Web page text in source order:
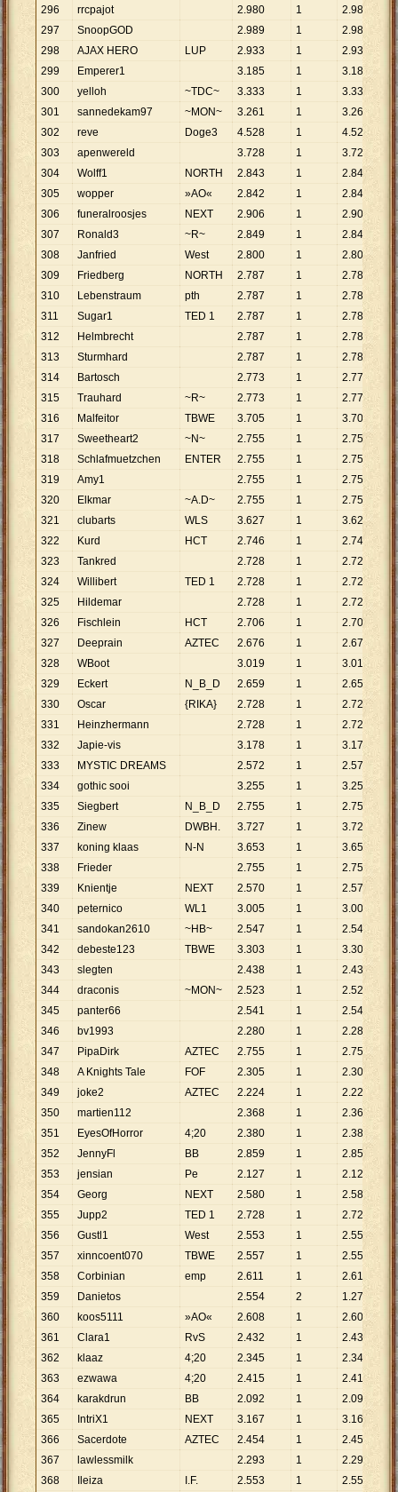
296
rrcpajot 2.980 1 2.980
297
SnoopGOD 2.989 1 2.989
298
AJAX HERO LUP 2.933 1 2.933
299
Emperer1 3.185 1 3.185
300
yelloh ~TDC~ 3.333 1 3.333
301
sannedekam97 ~MON~ 3.261 1 3.261
302
reve Doge3 4.528 1 4.528
303
apenwereld 3.728 1 3.728
304
Wolff1 NORTH 2.843 1 2.843
305
wopper »AO« 2.842 1 2.842
306
funeralroosjes NEXT 2.906 1 2.906
307
Ronald3 ~R~ 2.849 1 2.849
308
Janfried West 2.800 1 2.800
309
Friedberg NORTH 2.787 1 2.787
310
Lebenstraum pth 2.787 1 2.787
311
Sugar1 TED 1 2.787 1 2.787
312
Helmbrecht 2.787 1 2.787
313
Sturmhard 2.787 1 2.787
314
Bartosch 2.773 1 2.773
315
Trauhard ~R~ 2.773 1 2.773
316
Malfeitor TBWE 3.705 1 3.705
317
Sweetheart2 ~N~ 2.755 1 2.755
318
Schlafmuetzchen ENTER 2.755 1 2.755
319
Amy1 2.755 1 2.755
320
Elkmar ~A.D~ 2.755 1 2.755
321
clubarts WLS 3.627 1 3.627
322
Kurd HCT 2.746 1 2.746
323
Tankred 2.728 1 2.728
324
Willibert TED 1 2.728 1 2.728
325
Hildemar 2.728 1 2.728
326
Fischlein HCT 2.706 1 2.706
327
Deeprain AZTEC 2.676 1 2.676
328
WBoot 3.019 1 3.019
329
Eckert N_B_D 2.659 1 2.659
330
Oscar {RIKA} 2.728 1 2.728
331
Heinzhermann 2.728 1 2.728
332
Japie-vis 3.178 1 3.178
333
MYSTIC DREAMS 2.572 1 2.572
334
gothic sooi 3.255 1 3.255
335
Siegbert N_B_D 2.755 1 2.755
336
Zinew DWBH. 3.727 1 3.727
337
koning klaas N-N 3.653 1 3.653
338
Frieder 2.755 1 2.755
339
Knientje NEXT 2.570 1 2.570
340
peternico WL1 3.005 1 3.005
341
sandokan2610 ~HB~ 2.547 1 2.547
342
debeste123 TBWE 3.303 1 3.303
343
slegten 2.438 1 2.438
344
draconis ~MON~ 2.523 1 2.523
345
panter66 2.541 1 2.541
346
bv1993 2.280 1 2.280
347
PipaDirk AZTEC 2.755 1 2.755
348
A Knights Tale FOF 2.305 1 2.305
349
joke2 AZTEC 2.224 1 2.224
350
martien112 2.368 1 2.368
351
EyesOfHorror 4;20 2.380 1 2.380
352
JennyFl BB 2.859 1 2.859
353
jensian Pe 2.127 1 2.127
354
Georg NEXT 2.580 1 2.580
355
Jupp2 TED 1 2.728 1 2.728
356
Gustl1 West 2.553 1 2.553
357
xinncoent070 TBWE 2.557 1 2.557
358
Corbinian emp 2.611 1 2.611
359
Danietos 2.554 2 1.277
360
koos5111 »AO« 2.608 1 2.608
361
Clara1 RvS 2.432 1 2.432
362
klaaz 4;20 2.345 1 2.345
363
ezwawa 4;20 2.415 1 2.415
364
karakdrun BB 2.092 1 2.092
365
IntriX1 NEXT 3.167 1 3.167
366
Sacerdote AZTEC 2.454 1 2.454
367
lawlessmilk 2.293 1 2.293
368
Ileiza I.F. 2.553 1 2.553